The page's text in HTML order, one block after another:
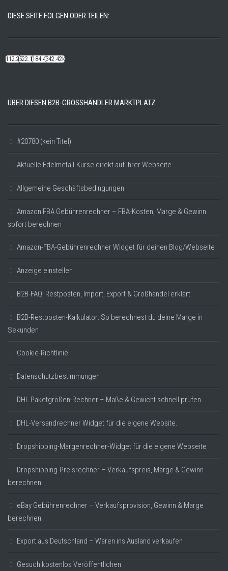
DIESE SEITE FOLGEN ODER TEILEN:
112.22k522.14k184.48k342.42k
ÜBER DIESEN B2B-GROSSHÄNDLER MARKTPLATZ
#20780 (kein Titel)
Aktuelle Edelmetall-Kurse direkt auf Ihrer Webseite
Allgemeine Geschäftsbedingungen
Amazon FBA Gebührenrechner – FBA-Kosten, Marge & Gewinn
sofort berechnen
Amazon-FBA-Gebührenrechner Widget für deinen Blog/Webseite
Anzeige einstellen
B2B-FAQ: Restposten, Import, Export & Großhandel erklärt
B2B-Restposten-Kalkulator: So berechnest du deine Marge in
Sekunden
Cookie-Richtlinie
Datenschutzbestimmungen
DHL Paketgrößen-Rechner – Maße & Gewicht schnell prüfen
DHL-Versandrechner Widget für die eigene Website.
Dropshipping-Margenrechner-Widget für die eigene Webseite
Dropshipping-Preisrechner – Verkaufspreis, Marge & Gewinn
berechnen
eBay Gebührenrechner – Verkaufsprovision, Gewinn & Marge
berechnen
Export aus Deutschland – Waren ins Ausland verkaufen
Gesuch kostenlos Veröffentlichen